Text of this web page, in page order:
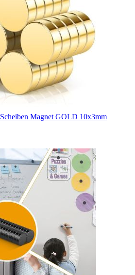
Magnet GOLD 10x3mm